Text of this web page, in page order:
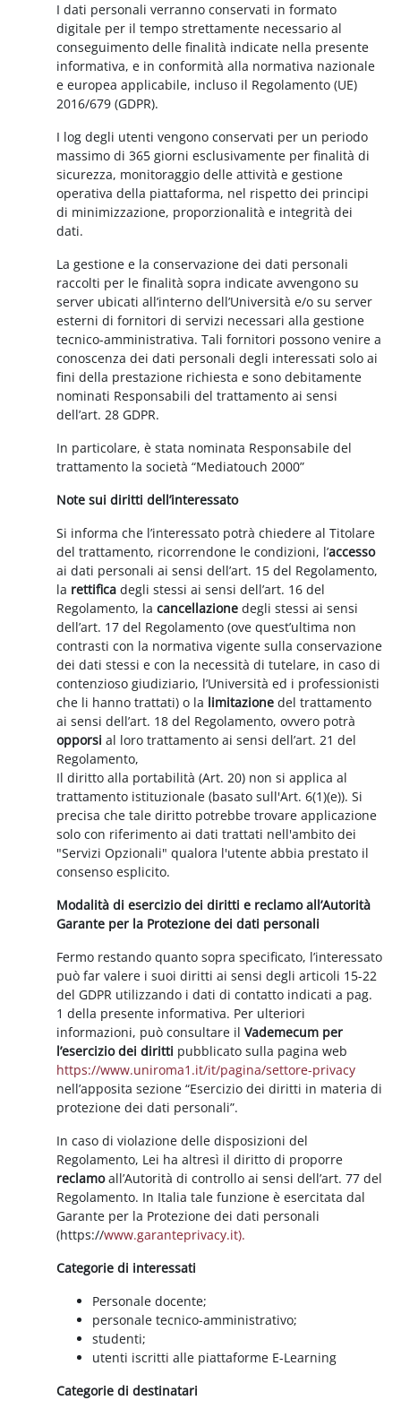
I dati personali verranno conservati in formato
digitale per il tempo strettamente necessario al
conseguimento delle finalità indicate nella presente
informativa, e in conformità alla normativa nazionale
e europea applicabile, incluso il Regolamento (UE)
2016/679 (GDPR).
I log degli utenti vengono conservati per un periodo
massimo di 365 giorni esclusivamente per finalità di
sicurezza, monitoraggio delle attività e gestione
operativa della piattaforma, nel rispetto dei principi
di minimizzazione, proporzionalità e integrità dei
dati.
La gestione e la conservazione dei dati personali
raccolti per le finalità sopra indicate avvengono su
server ubicati all’interno dell’Università e/o su server
esterni di fornitori di servizi necessari alla gestione
tecnico-amministrativa. Tali fornitori possono venire a
conoscenza dei dati personali degli interessati solo ai
fini della prestazione richiesta e sono debitamente
nominati Responsabili del trattamento ai sensi
dell’art. 28 GDPR.
In particolare, è stata nominata Responsabile del
trattamento la società “Mediatouch 2000”
Note sui diritti dell’interessato
Si informa che l’interessato potrà chiedere al Titolare
del trattamento, ricorrendone le condizioni, l’accesso
ai dati personali ai sensi dell’art. 15 del Regolamento,
la rettificadegli stessi ai sensi dell’art. 16 del
Regolamento, lacancellazione degli stessi ai sensi
dell’art. 17 del Regolamento (ove quest’ultima non
contrasti con la normativa vigente sulla conservazione
dei dati stessi e con la necessità di tutelare, in caso di
contenzioso giudiziario, l’Università ed i professionisti
che li hanno trattati) o la limitazione del trattamento
ai sensi dell’art. 18 del Regolamento, ovvero potrà
opporsi al loro trattamento ai sensi dell’art. 21 del
Regolamento,
Il diritto alla portabilità (Art. 20) non si applica al
trattamento istituzionale (basato sull'Art. 6(1)(e)). Si
precisa che tale diritto potrebbe trovare applicazione
solo con riferimento ai dati trattati nell'ambito dei
"Servizi Opzionali" qualora l'utente abbia prestato il
consenso esplicito.
Modalità di esercizio dei diritti e reclamo all’Autorità
Garante per la Protezione dei dati personali
Fermo restando quanto sopra specificato, l’interessato
può far valere i suoi diritti ai sensi degli articoli 15-22
del GDPR utilizzando i dati di contatto indicati a pag.
1 della presente informativa. Per ulteriori
informazioni, può consultare ilVademecum per
l’esercizio dei diritti pubblicato sulla pagina web
https://www.uniroma1.it/it/pagina/settore-privacy
nell’apposita sezione “Esercizio dei diritti in materia di
protezione dei dati personali”.
In caso di violazione delle disposizioni del
Regolamento, Lei ha altresì il diritto di proporre
reclamoall’Autorità di controllo ai sensi dell’art. 77 del
Regolamento. In Italia tale funzione è esercitata dal
Garante per la Protezione dei dati personali
(https://www.garanteprivacy.it).
Categorie di interessati
Personale docente;
personale tecnico-amministrativo;
studenti;
utenti iscritti alle piattaforme E-Learning
Categorie di destinatari